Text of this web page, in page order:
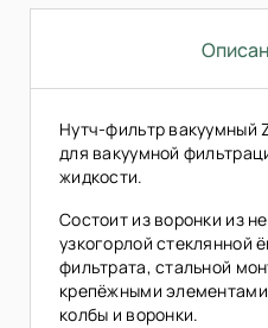
Нутч-фильтр вакуумный
для вакуумной
жидкости.
Состоит из воронки из
узкогорлой стеклянной
фильтрата, стальной
крепёжными
колбы и воронки.